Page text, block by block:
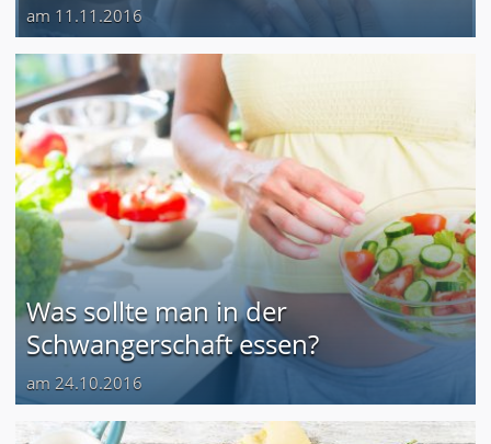
am 11.11.2016
Was sollte man in der
Schwangerschaft essen?
am 24.10.2016